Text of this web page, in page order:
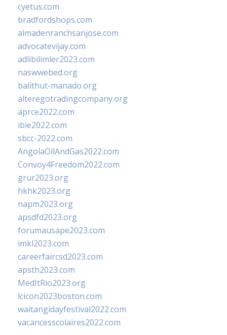
cyetus.com
bradfordshops.com
almadenranchsanjose.com
advocatevijay.com
adlibilimler2023.com
naswwebed.org
balithut-manado.org
alteregotradingcompany.org
aprce2022.com
ibie2022.com
sbcc-2022.com
AngolaOilAndGas2022.com
Convoy4Freedom2022.com
grur2023.org
hkhk2023.org
napm2023.org
apsdfd2023.org
forumausape2023.com
imkl2023.com
careerfaircsd2023.com
apsth2023.com
MedItRio2023.org
lcicon2023boston.com
waitangidayfestival2022.com
vacancesscolaires2022.com